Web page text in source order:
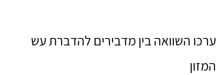
ערכו השוואה בין מדבירים להדברת עש
המזון